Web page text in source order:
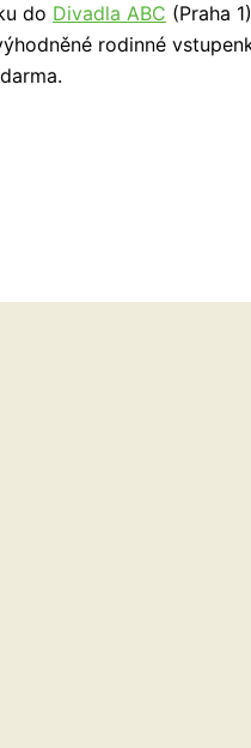
do Divadla ABC (Praha
rodinné